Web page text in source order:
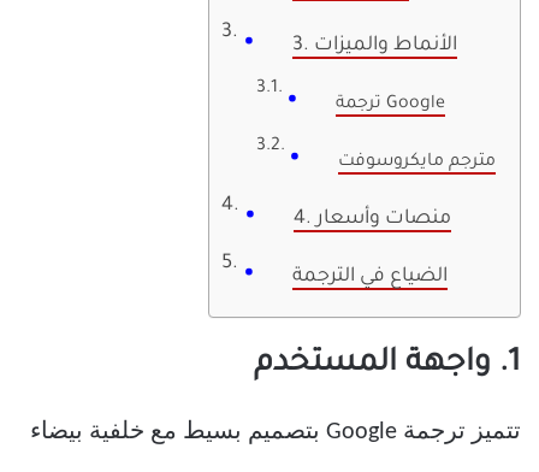
3. الأنماط والميزات
ترجمة Google
مترجم مايكروسوفت
4. منصات وأسعار
الضياع في الترجمة
1. واجهة المستخدم
تتميز ترجمة Google بتصميم بسيط مع خلفية بيضاء